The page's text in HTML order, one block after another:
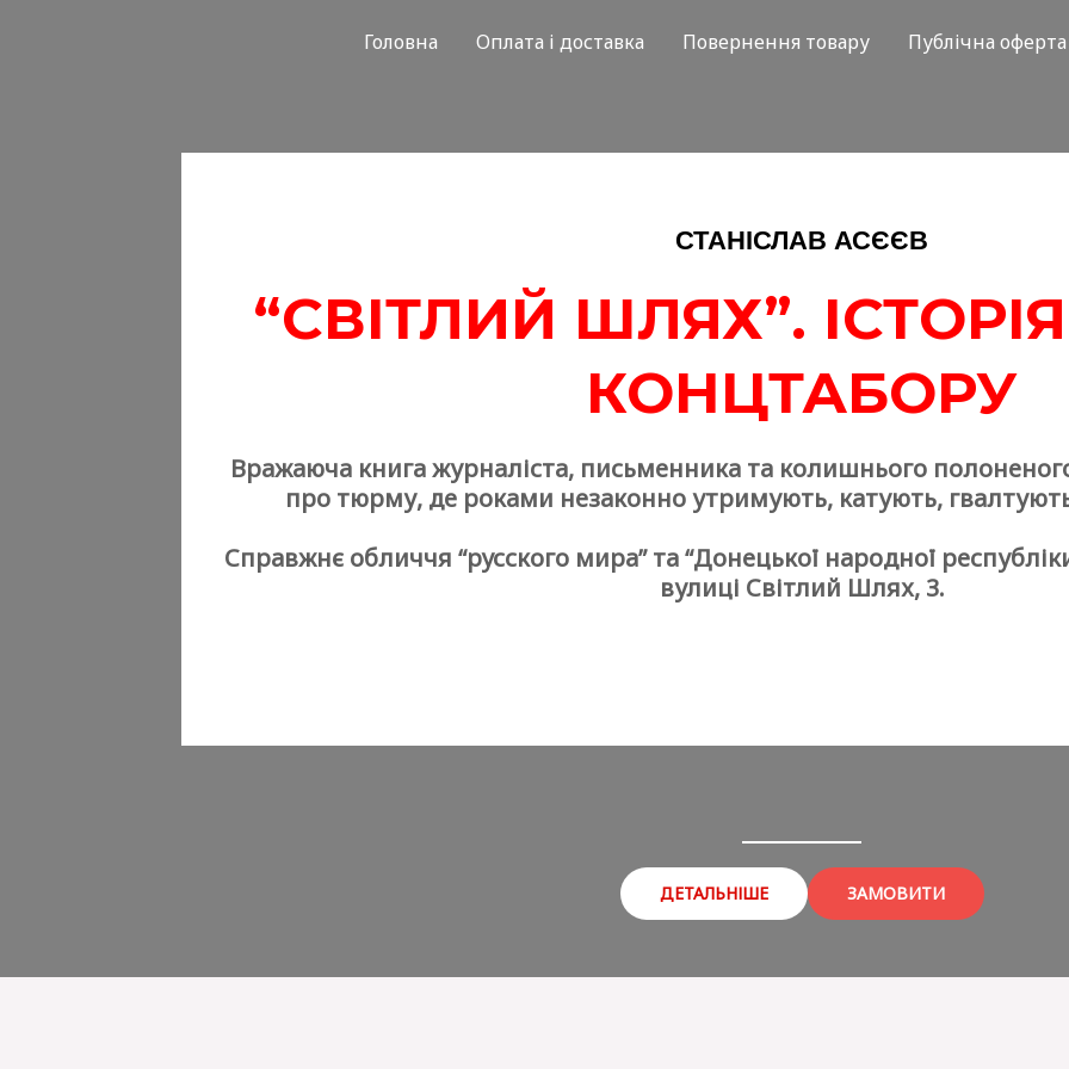
Головна Оплата і доставка Повернення товару Публічна оферта
СТАНІСЛАВ АСЄЄВ
“СВІТЛИЙ ШЛЯХ”.
КОНЦТАБОРУ
Вражаюча книга журналіста, письменника та колишнього
про тюрму, де роками незаконно утримують, катують,
Справжнє обличчя “русского мира” та “Донецької народної
вулиці Світлий Шлях, 3.
ДЕТАЛЬНІШЕ ЗАМОВИТИ